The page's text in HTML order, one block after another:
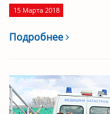
15 Марта 2018
Подробнее